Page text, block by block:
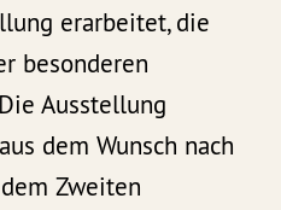
erarbeitet, die
besonderen
Ausstellung
dem Wunsch nach
Zweiten